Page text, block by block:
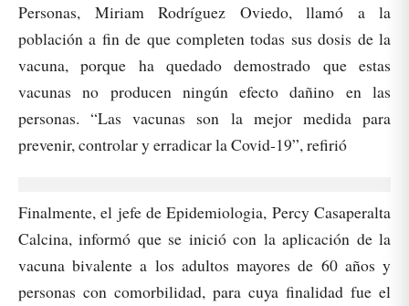
Personas, Miriam Rodríguez Oviedo, llamó a la
población a fin de que completen todas sus dosis de la
vacuna, porque ha quedado demostrado que estas
vacunas no producen ningún efecto dañino en las
personas. “Las vacunas son la mejor medida para
prevenir, controlar y erradicar la Covid-19”, refirió
Finalmente, el jefe de Epidemiologia, Percy Casaperalta
Calcina, informó que se inició con la aplicación de la
vacuna bivalente a los adultos mayores de 60 años y
personas con comorbilidad, para cuya finalidad fue el